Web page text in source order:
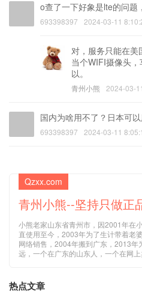
o查了一下好象是lte的问题
693398397 2024-03-11
对，服务只能在美
当个WIFI摄像头
以。
青州小熊 2024-03-
国内为啥用不了？日本可
693398397 2024-03-11
Qzxx.com
青州小熊--坚持只做正
小熊老家山东省青州市，因2001年在
直使用至今，2003年为了生计带着老
网络销售，2004年搬到广东，2013年
远，一个在广东的山东人，一个在网
热点文章